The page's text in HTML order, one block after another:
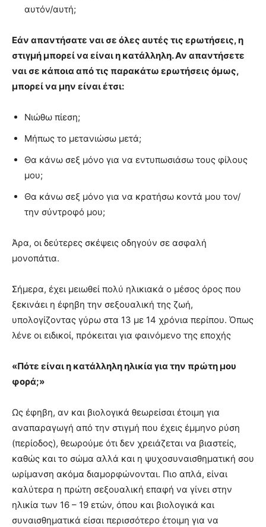
αυτόν/αυτή;
Εάν απαντήσατε ναι σε όλες αυτές τις ερωτήσεις, η
στιγμή μπορεί να είναι η κατάλληλη. Αν απαντήσετε
ναι σε κάποια από τις παρακάτω ερωτήσεις όμως,
μπορεί να μην είναι έτσι:
Νιώθω πίεση;
Μήπως το μετανιώσω μετά;
Θα κάνω σεξ μόνο για να εντυπωσιάσω τους φίλους
μου;
Θα κάνω σεξ μόνο για να κρατήσω κοντά μου τον/
την σύντροφό μου;
Άρα, οι δεύτερες σκέψεις οδηγούν σε ασφαλή
μονοπάτια.
Σήμερα, έχει μειωθεί πολύ ηλικιακά ο μέσος όρος που
ξεκινάει η έφηβη την σεξουαλική της ζωή,
υπολογίζοντας γύρω στα 13 με 14 χρόνια περίπου. Όπως
λένε οι ειδικοί, πρόκειται για φαινόμενο της εποχής
«Πότε είναι η κατάλληλη ηλικία για την πρώτη μου
φορά;»
Ως έφηβη, αν και βιολογικά θεωρείσαι έτοιμη για
αναπαραγωγή από την στιγμή που έχεις έμμηνο ρύση
(περίοδος), θεωρούμε ότι δεν χρειάζεται να βιαστείς,
καθώς και το σώμα αλλά και η ψυχοσυναισθηματική σου
ωρίμανση ακόμα διαμορφώνονται. Πιο απλά, είναι
καλύτερα η πρώτη σεξουαλική επαφή να γίνει στην
ηλικία των 16 – 19 ετών, όπου και βιολογικά και
συναισθηματικά είσαι περισσότερο έτοιμη για να